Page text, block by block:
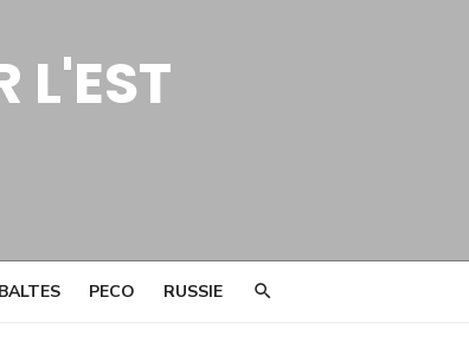
L'EST
PECO RUSSIE